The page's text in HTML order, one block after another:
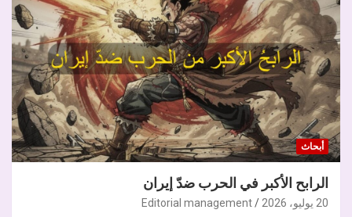
أبحاث
الرابح الأكبر في الحرب ضدّ إيران
20 يوليو، 2026 Editorial management